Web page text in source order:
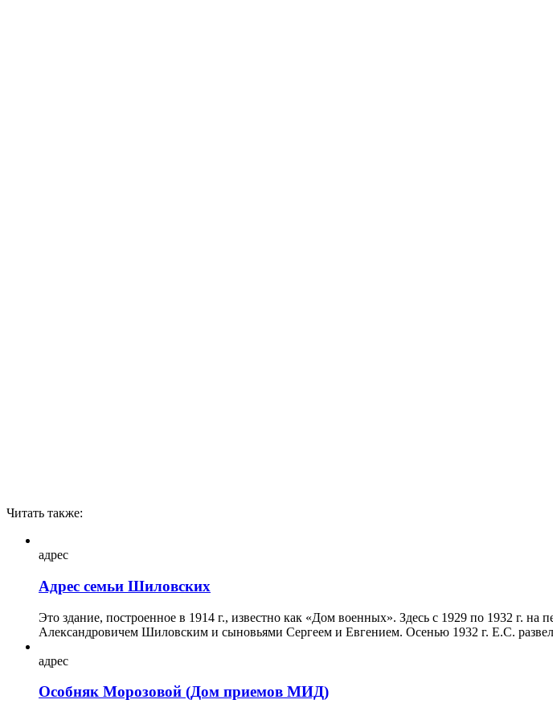
Читать также:
адрес
Адрес семьи Шиловских
Это здание, построенное в 1914 г., известно как «Дом военных». Здесь с 1929 по 1932 г.
Александровичем Шиловским и сыновьями Сергеем и Евгением. Осенью 1932 г. Е.С.
адрес
Особняк Морозовой (Дом приемов МИД)